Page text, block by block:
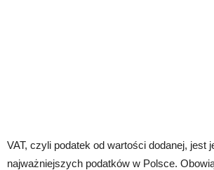
VAT, czyli podatek od wartości dodanej, jest
najważniejszych podatków w Polsce.